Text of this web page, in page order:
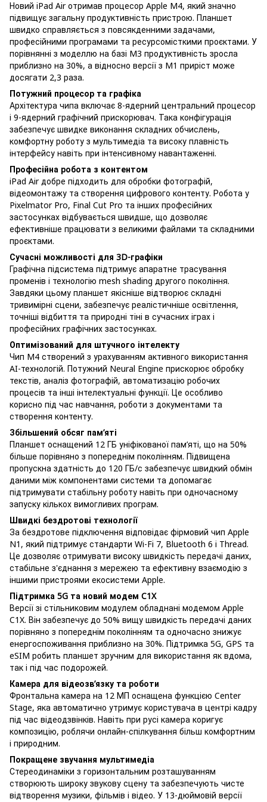
Новий iPad Air отримав процесор Apple M4, який значно
підвищує загальну продуктивність пристрою. Планшет
швидко справляється з повсякденними задачами,
професійними програмами та ресурсомісткими проєктами. У
порівнянні з моделлю на базі M3 продуктивність зросла
приблизно на 30%, а відносно версії з M1 приріст може
досягати 2,3 раза.
Потужний процесор та графіка
Архітектура чипа включає 8-ядерний центральний процесор
і 9-ядерний графічний прискорювач. Така конфігурація
забезпечує швидке виконання складних обчислень,
комфортну роботу з мультимедіа та високу плавність
інтерфейсу навіть при інтенсивному навантаженні.
Професійна робота з контентом
iPad Air добре підходить для обробки фотографій,
відеомонтажу та створення цифрового контенту. Робота у
Pixelmator Pro, Final Cut Pro та інших професійних
застосунках відбувається швидше, що дозволяє
ефективніше працювати з великими файлами та складними
проєктами.
Сучасні можливості для 3D-графіки
Графічна підсистема підтримує апаратне трасування
променів і технологію mesh shading другого покоління.
Завдяки цьому планшет якісніше відтворює складні
тривимірні сцени, забезпечує реалістичніше освітлення,
точніші відбиття та природні тіні в сучасних іграх і
професійних графічних застосунках.
Оптимізований для штучного інтелекту
Чип M4 створений з урахуванням активного використання
AI-технологій. Потужний Neural Engine прискорює обробку
текстів, аналіз фотографій, автоматизацію робочих
процесів та інші інтелектуальні функції. Це особливо
корисно під час навчання, роботи з документами та
створення контенту.
Збільшений обсяг пам’яті
Планшет оснащений 12 ГБ уніфікованої пам’яті, що на 50%
більше порівняно з попереднім поколінням. Підвищена
пропускна здатність до 120 ГБ/с забезпечує швидкий обмін
даними між компонентами системи та допомагає
підтримувати стабільну роботу навіть при одночасному
запуску кількох вимогливих програм.
Швидкі бездротові технології
За бездротове підключення відповідає фірмовий чип Apple
N1, який підтримує стандарти Wi-Fi 7, Bluetooth 6 і Thread.
Це дозволяє отримувати високу швидкість передачі даних,
стабільне з'єднання з мережею та ефективну взаємодію з
іншими пристроями екосистеми Apple.
Підтримка 5G та новий модем C1X
Версії зі стільниковим модулем обладнані модемом Apple
C1X. Він забезпечує до 50% вищу швидкість передачі даних
порівняно з попереднім поколінням та одночасно знижує
енергоспоживання приблизно на 30%. Підтримка 5G, GPS та
eSIM робить планшет зручним для використання як вдома,
так і під час подорожей.
Камера для відеозв’язку та роботи
Фронтальна камера на 12 МП оснащена функцією Center
Stage, яка автоматично утримує користувача в центрі кадру
під час відеодзвінків. Навіть при русі камера коригує
композицію, роблячи онлайн-спілкування більш комфортним
і природним.
Покращене звучання мультимедіа
Стереодинаміки з горизонтальним розташуванням
створюють широку звукову сцену та забезпечують чисте
відтворення музики, фільмів і відео. У 13-дюймовій версії